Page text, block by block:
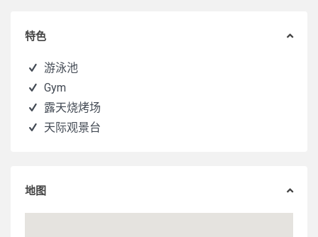
特色
游泳池
Gym
露天烧烤场
天际观景台
地图